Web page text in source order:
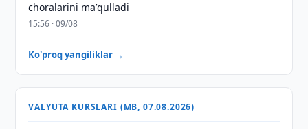
choralarini maʼqulladi
15:56 · 09/08
Ko'proq yangiliklar →
VALYUTA KURSLARI (MB, 07.08.2026)